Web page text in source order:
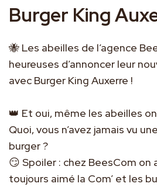
Burger King
🐝 Les abeilles de l’agence
heureuses d’annoncer leur
avec Burger King Auxerre !
👑 Et oui, même les abeilles
Quoi, vous n’avez jamais vu
burger ?
😏 Spoiler : chez BeesCom on
toujours aimé la Com’ et les